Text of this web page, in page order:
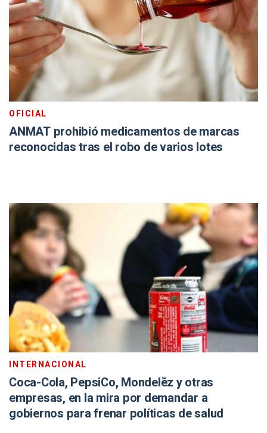
OFICIAL
ANMAT prohibió medicamentos de marcas
reconocidas tras el robo de varios lotes
INTERNACIONAL
Coca-Cola, PepsiCo, Mondelēz y otras
empresas, en la mira por demandar a
gobiernos para frenar políticas de salud